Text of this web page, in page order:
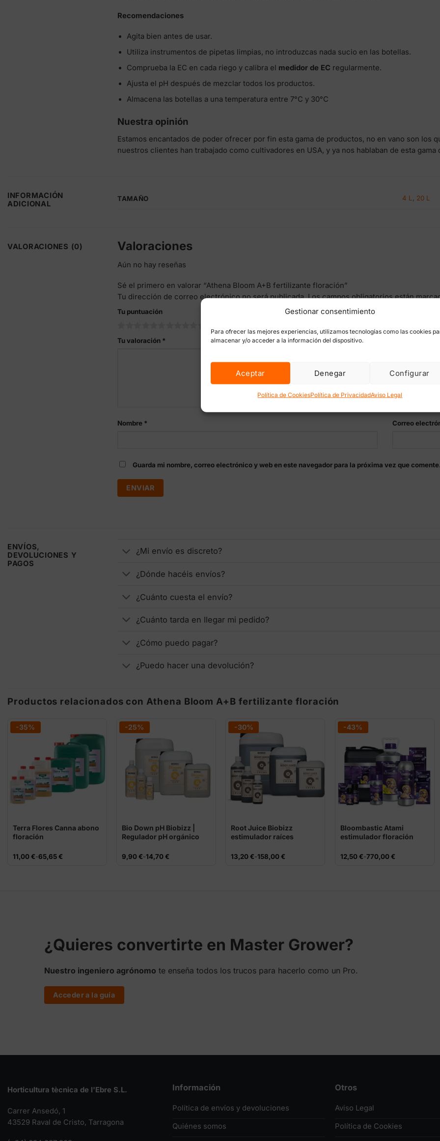
Gestionar consentimiento
Para ofrecer las mejores experiencias, utilizamos tecnologías como las cookies
almacenar y/o acceder a la información del dispositivo.
Aceptar Denegar Configurar
Política de CookiesPolítica de PrivacidadAviso Legal
Recomendaciones
Agita bien antes de usar.
Utiliza instrumentos de pipetas limpias, no introduzcas nada sucio en las botellas.
Comprueba la EC en cada riego y calibra el medidor de EC regularmente.
Ajusta el pH después de mezclar todos los productos.
Almacena las botellas a una temperatura entre 7°C y 30°C
Nuestra opinión
Estamos encantados de poder ofrecer por fin esta gama de productos, no en vano son los
nuestros clientes han trabajado como cultivadores en USA, y ya nos hablaban de esta
INFORMACIÓN
ADICIONAL
TAMAÑO 4 L, 20 L
VALORACIONES (0) Valoraciones
Aún no hay reseñas
Sé el primero en valorar “Athena Bloom A+B fertilizante floración”
Tu dirección de correo electrónico no será publicada. Los campos obligatorios están
Tu puntuación
Tu valoración *
Nombre * Correo
Guarda mi nombre, correo electrónico y web en este navegador para la próxima vez que comente.
ENVÍOS,
DEVOLUCIONES Y
PAGOS
¿Mi envío es discreto?
¿Dónde hacéis envíos?
¿Cuánto cuesta el envío?
¿Cuánto tarda en llegar mi pedido?
¿Cómo puedo pagar?
¿Puedo hacer una devolución?
Productos relacionados con Athena Bloom A+B fertilizante floración
-35%
Terra Flores Canna abono
floración
11,00€-65,65€
Rango
de
-25%
Bio Down pH Biobizz |
Regulador pH orgánico
9,90€-14,70€
Rango
de
-30%
Root Juice Biobizz
estimulador raíces
13,20€-158,00€
Rango
-43%
Bloombastic Atami
estimulador floración
12,50€-770,00€
Rango
¿Quieres convertirte en Master Grower?
Nuestro ingeniero agrónomo te enseña todos los trucos para hacerlo como un Pro.
Acceder a la guía
Horticultura tècnica de l'Ebre S.L.
Carrer Ansedó, 1
43529 Raval de Cristo, Tarragona
Información
Política de envíos y devoluciones
Quiénes somos
Otros
Aviso Legal
Política de Cookies